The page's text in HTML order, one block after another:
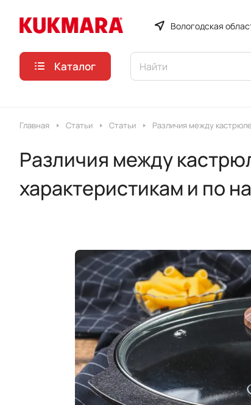
Вологодская
Каталог
Главная Статьи Статьи Различия между
Различия между
характеристикам и по